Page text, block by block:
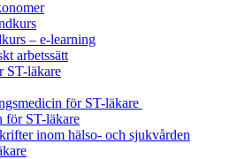
– e-learning
arbetssätt
ST-läkare
för ST-läkare
för ST-läkare
inom hälso- och sjukvården